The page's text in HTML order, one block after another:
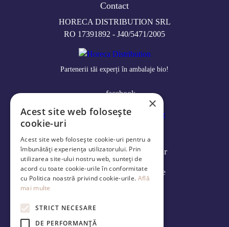
Contact
HORECA DISTRIBUTION SRL
RO 17391892 - J40/5471/2005
Partenerii tăi experți în ambalaje bio!
facebook
Modalități de livrare și retur
Politica de confidenţialitate
×
Acest site web folosește
cookie-uri
Acest site web folosește cookie-uri pentru a
îmbunătăți experiența utilizatorului. Prin
utilizarea site-ului nostru web, sunteți de
acord cu toate cookie-urile în conformitate
cu Politica noastră privind cookie-urile. Află
mai multe
STRICT NECESARE
DE PERFORMANȚĂ